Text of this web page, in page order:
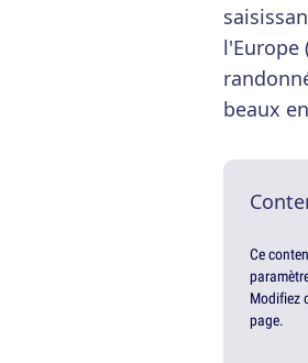
l'Europe
beaux
Ce
Modifiez
page.